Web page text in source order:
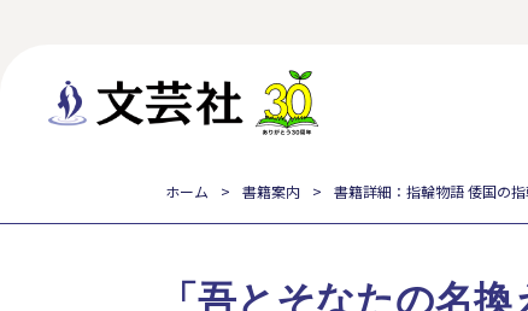
ホーム 書籍案内 書籍詳細：指輪物語 倭国の
「吾とそなたの名換